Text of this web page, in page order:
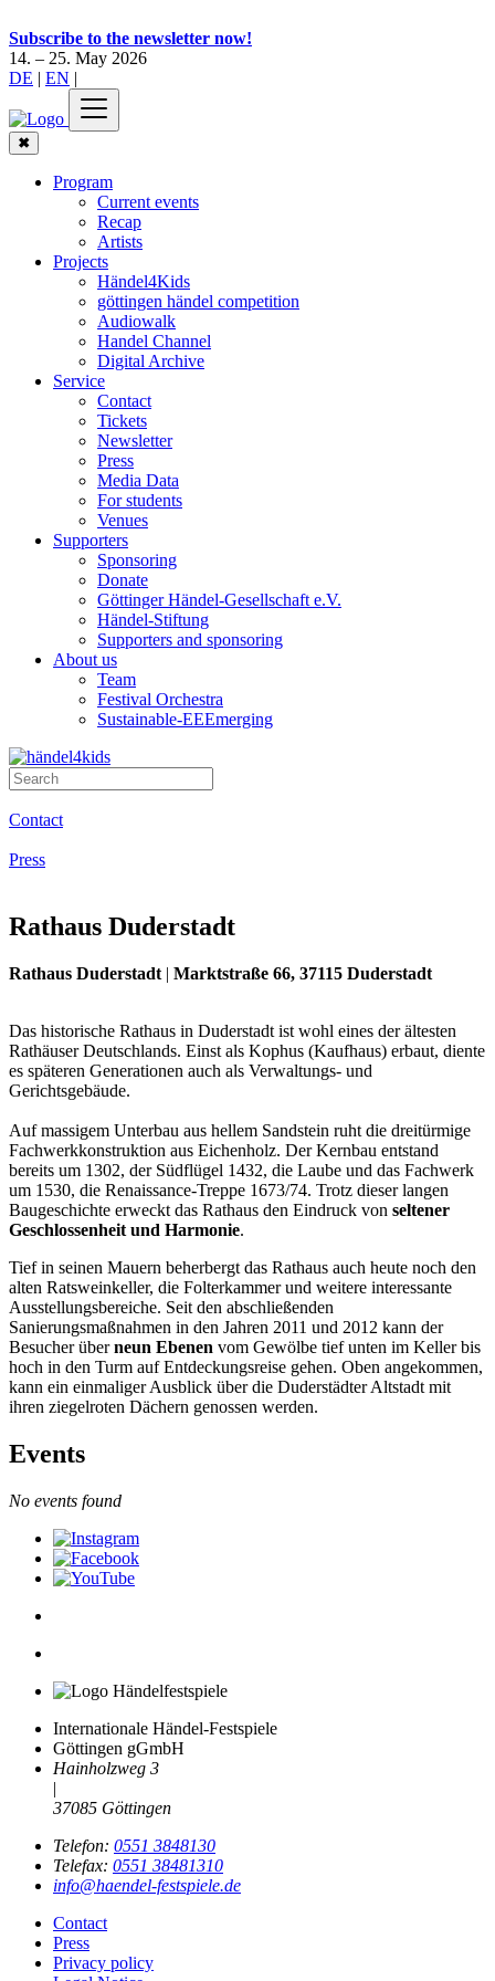
Subscribe to the newsletter now!
14. – 25. May 2026
DE | EN |
✖
Program
Current events
Recap
Artists
Projects
Händel4Kids
göttingen händel competition
Audiowalk
Handel Channel
Digital Archive
Service
Contact
Tickets
Newsletter
Press
Media Data
For students
Venues
Supporters
Sponsoring
Donate
Göttinger Händel-Gesellschaft e.V.
Händel-Stiftung
Supporters and sponsoring
About us
Team
Festival Orchestra
Sustainable-EEEmerging
Contact
Press
Rathaus Duderstadt
Rathaus Duderstadt | Marktstraße 66, 37115 Duderstadt
Das historische Rathaus in Duderstadt ist wohl eines der ältesten
Rathäuser Deutschlands. Einst als Kophus (Kaufhaus) erbaut, diente
es späteren Generationen auch als Verwaltungs- und
Gerichtsgebäude.
Auf massigem Unterbau aus hellem Sandstein ruht die dreitürmige
Fachwerkkonstruktion aus Eichenholz. Der Kernbau entstand
bereits um 1302, der Südflügel 1432, die Laube und das Fachwerk
um 1530, die Renaissance-Treppe 1673/74. Trotz dieser langen
Baugeschichte erweckt das Rathaus den Eindruck von seltener
Geschlossenheit und Harmonie.
Tief in seinen Mauern beherbergt das Rathaus auch heute noch den
alten Ratsweinkeller, die Folterkammer und weitere interessante
Ausstellungsbereiche. Seit den abschließenden
Sanierungsmaßnahmen in den Jahren 2011 und 2012 kann der
Besucher überneun Ebenen vom Gewölbe tief unten im Keller bis
hoch in den Turm auf Entdeckungsreise gehen. Oben angekommen,
kann ein einmaliger Ausblick über die Duderstädter Altstadt mit
ihren ziegelroten Dächern genossen werden.
Events
No events found
Internationale Händel-Festspiele
Göttingen gGmbH
Hainholzweg 3
|
37085 Göttingen
Telefon: 0551 3848130
Telefax: 0551 38481310
info@haendel-festspiele.de
Contact
Press
Privacy policy